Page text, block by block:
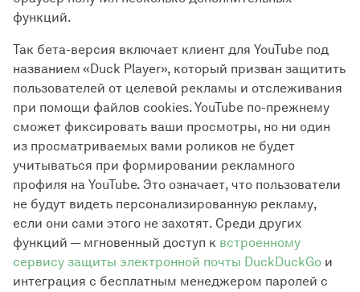
функций.
Так бета-версия включает клиент для YouTube под
названием «Duck Player», который призван защитить
пользователей от целевой рекламы и отслеживания
при помощи файлов cookies. YouTube по-прежнему
сможет фиксировать ваши просмотры, но ни один
из просматриваемых вами роликов не будет
учитываться при формировании рекламного
профиля на YouTube. Это означает, что пользователи
не будут видеть персонализированную рекламу,
если они сами этого не захотят. Среди других
функций — мгновенный доступ к встроенному
сервису защиты электронной почты DuckDuckGo и
интеграция с бесплатным менеджером паролей с